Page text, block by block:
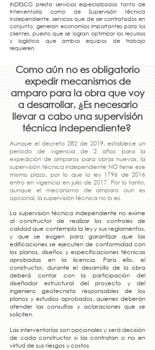
INDESCO presta servicios especializados tanto de
Interventoría como de Supervisión técnica
independiente, servicios que de ser contratados en
conjunto, generan economías importantes para los
clientes, puesto que se logran optimizar los recursos
y logística que ambos equipos de trabajo
requieren.
Como aún no es obligatorio
expedir mecanismos de
amparo para la obra que voy
a desarrollar, ¿Es necesario
llevar a cabo una supervisión
técnica independiente?
Aunque el decreto 282 de 2019, establece un
periodo de vigencia de 2 años para la
expedición de amparos para obras nuevas, la
supervisión técnica independiente NO tiene ese
mismo plazo, por lo que la ley 1796 de 2016
entro en vigencia en julio de 2017. Por lo tanto,
aunque el mecanismo de amparo aun es
opcional, la supervisión técnica no lo es.
La supervisión técnica independiente no exime
al constructor de realizar los controles de
calidad que contempla la ley y sus reglamentos,
y que se exigen para garantizar que las
edificaciones se ejecuten de conformidad con
los planos, diseños y especificaciones técnicas
aprobadas en la licencia. Para ello, el
constructor, durante el desarrollo de la obra
deberá contar con la participación del
diseñador estructural del proyecto y del
ingeniero geotecnista responsables de los
planos y estudios aprobados, quienes deberán
atender las consultas y aclaraciones que se
soliciten.
Las interventorías son opcionales y será decisión
de cada constructor si las contratan o no en
virtud de sus riesgos y costos.